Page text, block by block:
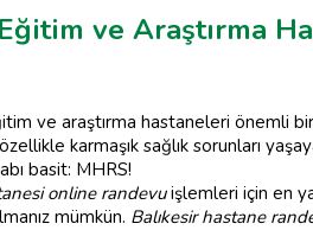
ve Araştırma
ve araştırma hastaneleri önemli
karmaşık sağlık sorunları
basit: MHRS!
online randevuişlemleri için en
mümkün. Balıkesir hastane